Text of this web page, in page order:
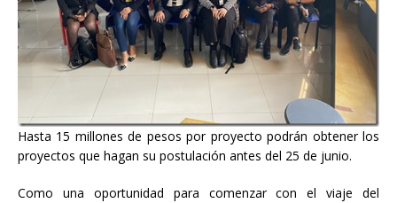
Hasta 15 millones de pesos por proyecto podrán obtener los
proyectos que hagan su postulación antes del 25 de junio.
Como una oportunidad para comenzar con el viaje del